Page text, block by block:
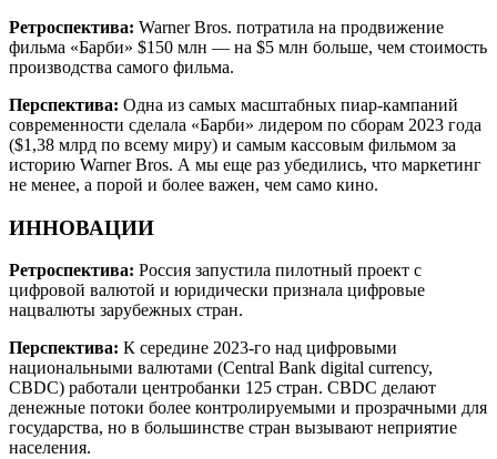
Ретроспектива: Warner Bros. потратила на продвижение
фильма «Барби» $150 млн — на $5 млн больше, чем стоимость
производства самого фильма.
Перспектива: Одна из самых масштабных пиар-кампаний
современности сделала «Барби» лидером по сборам 2023 года
($1,38 млрд по всему миру) и самым кассовым фильмом за
историю Warner Bros. А мы еще раз убедились, что маркетинг
не менее, а порой и более важен, чем само кино.
ИННОВАЦИИ
Ретроспектива: Россия запустила пилотный проект с
цифровой валютой и юридически признала цифровые
нацвалюты зарубежных стран.
Перспектива: К середине 2023-го над цифровыми
национальными валютами (Central Bank digital currency,
CBDC) работали центробанки 125 стран. CBDC делают
денежные потоки более контролируемыми и прозрачными для
государства, но в большинстве стран вызывают неприятие
населения.